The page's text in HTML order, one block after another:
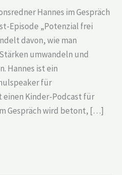
Hannes im Gespräch
Episode „Potenzial frei
davon, wie man
umwandeln und
Hannes ist ein
für
Kinder-Podcast für
Gespräch wird betont, […]